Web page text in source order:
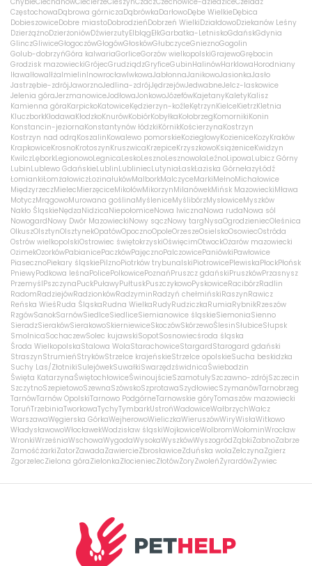
CzęstochowaDąbrowa górniczaDąbrówkaDarłowoDębe WielkieDębica
DobieszowiceDobre miastoDobrodzieńDobrzeń WielkiDziałdowoDziekanów Leśny
DzierżążnoDzierżoniówDźwierzutyElblągEłkGarbatka-LetniskoGdańskGdynia
GlinczGliwiceGłogoczówGłogówGłoskówGłubczyceGnieznoGogolin
Golub-dobrzyńGóra kalwariaGorliceGorzów wielkopolskiGrajewoGrębocin
Grodzisk mazowieckiGrójecGrudziądzGryficeGubinHalinówHarklowaHorodniany
IławaIłowaIłżaImielinInowrocławIwkowaJabłonnaJanikowoJasionkaJasło
Jastrzębie-zdrójJaworznoJedlina-zdrójJędrzejówJedwabneJelcz-laskowice
Jelenia góraJerzmanowiceJodłowaJonkowoJózefówKajetanyKaletyKalisz
Kamienna góraKarpickoKatowiceKędzierzyn-koźleKętrzynKielceKietrzKletnia
KluczborkKłodawaKłodzkoKnurówKobiórKobyłkaKołobrzegKomornikiKonin
Konstancin-jeziornaKonstantynów łódzkiKórnikKościerzynaKostrzyn
Kostrzyn nad odrąKoszalinKowalewo pomorskieKoziegłowyKozieniceKozyKraków
KrapkowiceKrosnoKrotoszynKruszwicaKrzepiceKrzyszkowoKsiążeniceKwidzyn
KwilczLęborkLegionowoLegnicaLeskoLesznoLesznowolaLeźnoLipowaLubicz Górny
LubinLublewo GdańskieLublinLubliniecLutyniaŁaskŁaziska GórnełazyŁódź
ŁomiankiŁomżałowiczŁozinałukówMalborkMalczyceMarkiMełnoMichałowice
MiędzyrzeczMielecMierzęciceMikołówMikorzynMilanówekMińsk MazowieckiMława
MotyczMrągowoMurowana goślinaMyśleniceMyślibórzMysłowiceMyszków
Nakło ŚląskieNędzaNidzicaNiepołomiceNowa IwicznaNowa rudaNowa sól
NowogardNowy Dwór MazowieckiNowy sączNowy targNysaOgrodzieniecOleśnica
OlkuszOlsztynOlsztynekOpatówOpocznoOpoleOrzeszeOsielskoOsowiecOstróda
Ostrów wielkopolskiOstrowiec świętokrzyskiOświęcimOtwockOżarów mazowiecki
OzimekOzorkówPabianicePaczkówPajęcznoPalczowicePaniówkiPawłowice
PiasecznoPiekary śląskiePilznoPiotrków trybunalskiPiotrowicePlewiskaPłockPłońsk
PniewyPodkowa leśnaPolicePolkowicePoznańPruszcz gdańskiPruszkówPrzasnysz
PrzemyślPszczynaPuckPuławyPułtuskPuszczykowoPyskowiceRacibórzRadlin
RadomRadziejówRadzionkówRadzyminRadzyń chełmińskiRaszynRawicz
Reńska WieśRuda ŚląskaRudna WielkaRudyRudziczkaRumiaRybnikRzeszów
RzgówSanokSarnówSiedlceSiedliceSiemianowice śląskieSiemoniaSienno
SieradzSierakówSierakowoSkierniewiceSkoczówSkórzewoŚlesinSłubiceSłupsk
SmolnicaSochaczewSolec kujawskiSopotSosnowiecśroda śląska
Środa WielkopolskaStalowa WolaStarachowiceStargardStarogard gdański
StraszynStrumieńStrykówStrzelce krajeńskieStrzelce opolskieSucha beskidzka
Suchy Las/ZłotnikiSulejówekSuwałkiSwarzędzświdnicaŚwiebodzin
Święta KatarzynaŚwiętochłowiceŚwinoujścieSzamotułySzczawno-zdrójSzczecin
SzczytnoSzepietowoSzewnaSzówskoSzprotawaSzydłowiecSzymanówTarnobrzeg
TarnówTarnów OpolskiTarnowo PodgórneTarnowskie góryTomaszów mazowiecki
ToruńTrzebiniaTworkowaTychyTymbarkUstrońWadowiceWałbrzychWałcz
WarszawaWęgierska GórkaWejherowoWieliczkaWieruszówWiryWisłaWitkowo
WładysławowoWłocławekWodzisław śląskiWojkowiceWolbromWołominWrocław
WronkiWrześniaWschowaWygodaWysokaWyszkówWyszogródZąbkiŻabnoZabrze
ZamośćżarkiZatorZawadaZawiercieZbrosławiceZduńska wolaZelczynaZgierz
ZgorzelecZielona góraZielonkaZłocieniecZłotówŻoryZwoleńŻyrardówŻywiec